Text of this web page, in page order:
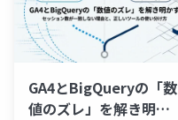
GA4とBigQueryの「数
値のズレ」を解き明か